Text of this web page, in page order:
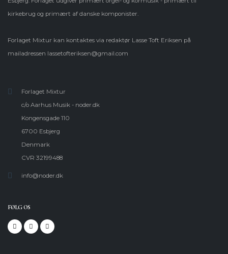
kirkebrug og primært af danske komponister.
Forlaget Mixtur kan kontaktes via redaktør Lasse Toft Eriksen på
mailadressen lassetofteriksen@gmail.com
Forlaget Mixtur
c/o Aarhus Musik - noder.dk
Kongensgade 110
6700 Esbjerg
Denmark
CVR 32199488
info@noder.dk
FØLG OS